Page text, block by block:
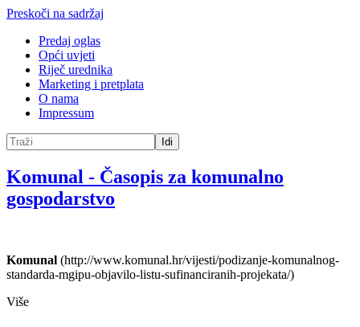
Preskoči na sadržaj
Predaj oglas
Opći uvjeti
Riječ urednika
Marketing i pretplata
O nama
Impressum
Idi
Komunal - Časopis za komunalno
gospodarstvo
Komunal (http://www.komunal.hr/vijesti/podizanje-komunalnog-
standarda-mgipu-objavilo-listu-sufinanciranih-projekata/)
Više